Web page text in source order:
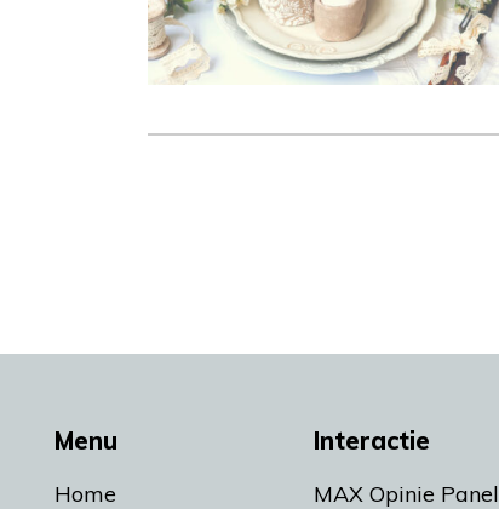
Menu
Home
Interactie
MAX Opinie Panel